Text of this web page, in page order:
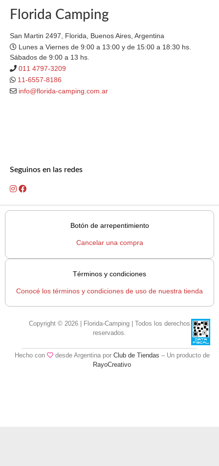
Florida Camping
San Martin 2497, Florida, Buenos Aires, Argentina
Lunes a Viernes de 9:00 a 13:00 y de 15:00 a 18:30 hs.
Sábados de 9:00 a 13 hs.
011 4797-3209
11-6557-8186
info@florida-camping.com.ar
Seguinos en las redes
Botón de arrepentimiento
Cancelar una compra
Términos y condiciones
Conocé los términos y condiciones de uso de nuestra tienda
Copyright © 2026 | Florida-Camping | Todos los derechos
reservados.
Hecho con desde Argentina por Club de Tiendas – Un producto de
RayoCreativo